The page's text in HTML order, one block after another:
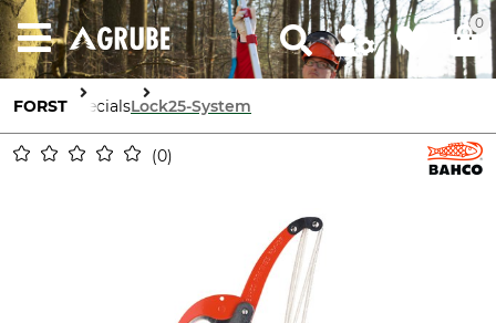
0
FORST SpecialsLock25-System
0